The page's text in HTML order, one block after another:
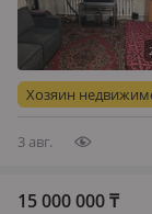
Хозяин
3 авг.
15 000 000₸